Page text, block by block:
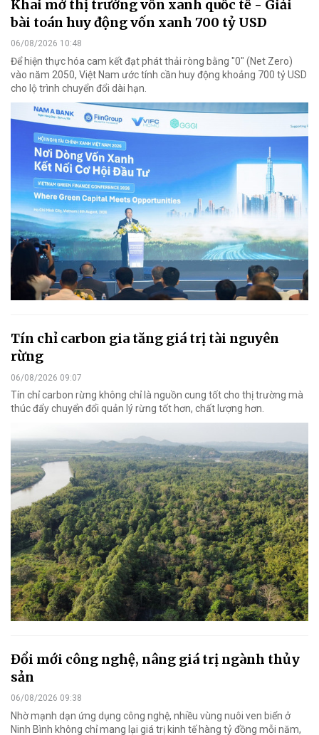
Khai mở thị trường vốn xanh quốc tế - Giải
bài toán huy động vốn xanh 700 tỷ USD
06/08/2026 10:48
Để hiện thực hóa cam kết đạt phát thải ròng bằng "0" (Net Zero)
vào năm 2050, Việt Nam ước tính cần huy động khoảng 700 tỷ USD
cho lộ trình chuyển đổi dài hạn.
Tín chỉ carbon gia tăng giá trị tài nguyên
rừng
06/08/2026 09:07
Tín chỉ carbon rừng không chỉ là nguồn cung tốt cho thị trường mà
thúc đẩy chuyển đổi quản lý rừng tốt hơn, chất lượng hơn.
Đổi mới công nghệ, nâng giá trị ngành thủy
sản
06/08/2026 09:38
Nhờ mạnh dạn ứng dụng công nghệ, nhiều vùng nuôi ven biển ở
Ninh Bình không chỉ mang lại giá trị kinh tế hàng tỷ đồng mỗi năm,